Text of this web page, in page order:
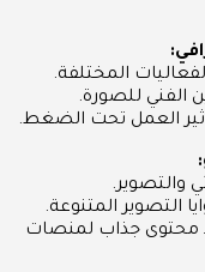
المختلفة.
الفني للصورة.
العمل تحت الضغط.
والتصوير.
التصوير المتنوعة.
محتوى جذاب لمنصات